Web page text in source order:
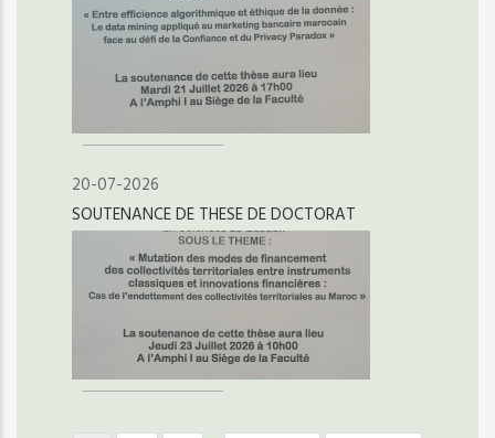
20-07-2026
SOUTENANCE DE THESE DE DOCTORAT